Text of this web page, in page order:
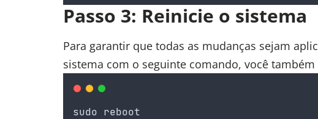
Passo 3: Reinicie o sistema
Para garantir que todas as mudanças sejam
sistema com o seguinte comando, você
sudo reboot